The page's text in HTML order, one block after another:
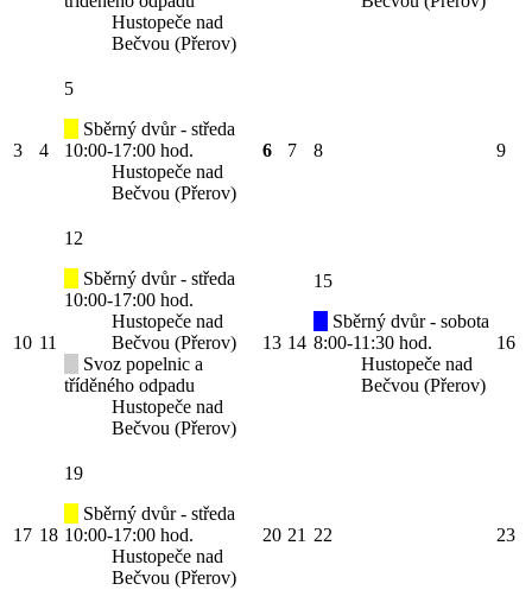
Hustopeče nad
Bečvou (Přerov)
3 4
5
Sběrný dvůr - středa
10:00-17:00 hod.
Hustopeče nad
Bečvou (Přerov)
6 7 8 9
10 11
12
Sběrný dvůr - středa
10:00-17:00 hod.
Hustopeče nad
Bečvou (Přerov)
Svoz popelnic a
tříděného odpadu
Hustopeče nad
Bečvou (Přerov)
13 14
15
Sběrný dvůr - sobota
8:00-11:30 hod.
Hustopeče nad
Bečvou (Přerov)
16
17 18
19
Sběrný dvůr - středa
10:00-17:00 hod.
Hustopeče nad
Bečvou (Přerov)
20 21 22 23